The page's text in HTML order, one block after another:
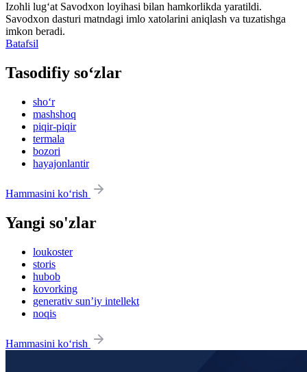
Izohli lugʻat Savodxon loyihasi bilan hamkorlikda yaratildi.
Savodxon dasturi matndagi imlo xatolarini aniqlash va tuzatishga
imkon beradi.
Batafsil
Tasodifiy so‘zlar
sho‘r
mashshoq
piqir-piqir
termala
bozori
hayajonlantir
Hammasini ko‘rish
Yangi so'zlar
loukoster
storis
hubob
kovorking
generativ sun’iy intellekt
noqis
Hammasini ko‘rish